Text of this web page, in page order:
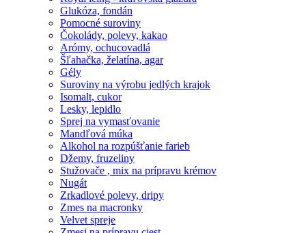
Glukóza, fondán
Pomocné suroviny
Čokolády, polevy, kakao
Arómy, ochucovadlá
Šľahačka, želatína, agar
Gély
Suroviny na výrobu jedlých krajok
Isomalt, cukor
Lesky, lepidlo
Sprej na vymasťovanie
Mandľová múka
Alkohol na rozpúšťanie farieb
Džemy, fruzeliny
Stužovače , mix na prípravu krémov
Nugát
Zrkadlové polevy, dripy
Zmes na macronky
Velvet spreje